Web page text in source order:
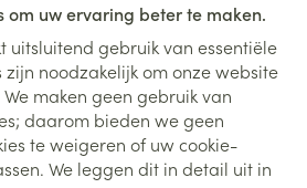
om uw ervaring beter te maken.
uitsluitend gebruik van essentiële
zijn noodzakelijk om onze website
maken geen gebruik van
daarom bieden we geen
te weigeren of uw cookie-
We leggen dit in detail uit in